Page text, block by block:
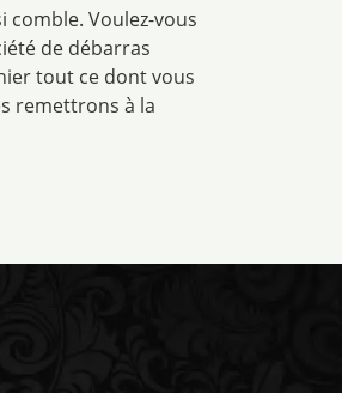
comble. Voulez-vous
de débarras
tout ce dont vous
remettrons à la